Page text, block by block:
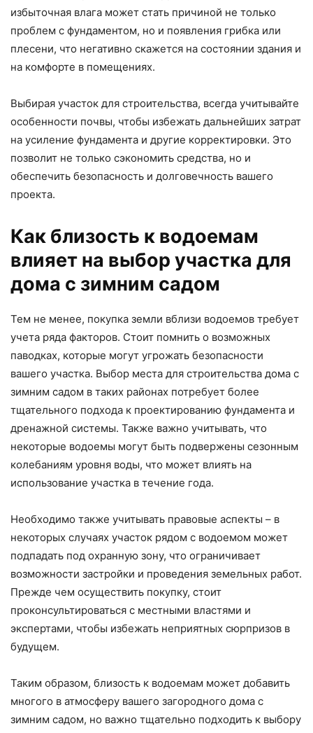
избыточная влага может стать причиной не только
проблем с фундаментом, но и появления грибка или
плесени, что негативно скажется на состоянии здания и
на комфорте в помещениях.
Выбирая участок для строительства, всегда учитывайте
особенности почвы, чтобы избежать дальнейших затрат
на усиление фундамента и другие корректировки. Это
позволит не только сэкономить средства, но и
обеспечить безопасность и долговечность вашего
проекта.
Как близость к водоемам
влияет на выбор участка для
дома с зимним садом
Тем не менее, покупка земли вблизи водоемов требует
учета ряда факторов. Стоит помнить о возможных
паводках, которые могут угрожать безопасности
вашего участка. Выбор места для строительства дома с
зимним садом в таких районах потребует более
тщательного подхода к проектированию фундамента и
дренажной системы. Также важно учитывать, что
некоторые водоемы могут быть подвержены сезонным
колебаниям уровня воды, что может влиять на
использование участка в течение года.
Необходимо также учитывать правовые аспекты – в
некоторых случаях участок рядом с водоемом может
подпадать под охранную зону, что ограничивает
возможности застройки и проведения земельных работ.
Прежде чем осуществить покупку, стоит
проконсультироваться с местными властями и
экспертами, чтобы избежать неприятных сюрпризов в
будущем.
Таким образом, близость к водоемам может добавить
многого в атмосферу вашего загородного дома с
зимним садом, но важно тщательно подходить к выбору